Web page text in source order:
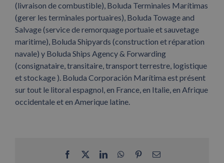
(livraison de combustible), Boluda Terminales Marítimas
(gerer les terminales portuaires), Boluda Towage and
Salvage (service de remorquage portuaie et sauvetage
maritime), Boluda Shipyards (construction et réparation
navale) y Boluda Ships Agency & Forwarding
(consignataire, transitaire, transport terrestre, logistique
et stockage ). Boluda Corporación Marítima est présent
sur tout le litoral espagnol, en France, en Italie, en Afrique
occidentale et en Amerique latine.
Facebook LinkedInWhatsApp
PinterestEmail